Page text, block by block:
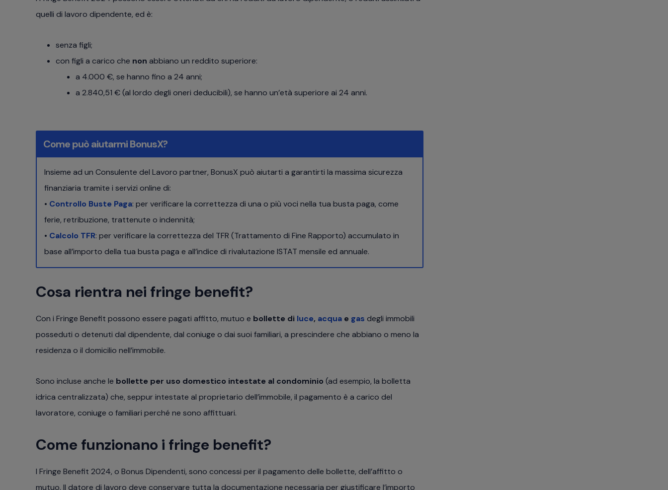
quelli di lavoro dipendente, ed è:
senza figli;
con figli a carico che non abbiano un reddito superiore:
a 4.000 €, se hanno fino a 24 anni;
a 2.840,51 € (al lordo degli oneri deducibili), se hanno un’età superiore ai 24 anni.
Come può aiutarmi BonusX?
Insieme ad un Consulente del Lavoro partner, BonusX può aiutarti a garantirti la massima sicurezza
finanziaria tramite i servizi online di:
• Controllo Buste Paga: per verificare la correttezza di una o più voci nella tua busta paga, come
ferie, retribuzione, trattenute o indennità;
• Calcolo TFR: per verificare la correttezza del TFR (Trattamento di Fine Rapporto) accumulato in
base all’importo della tua busta paga e all’indice di rivalutazione ISTAT mensile ed annuale.
Cosa rientra nei fringe benefit?
Con i Fringe Benefit possono essere pagati affitto, mutuo e bollette di luce, acqua e gas degli immobili
posseduti o detenuti dal dipendente, dal coniuge o dai suoi familiari, a prescindere che abbiano o meno la
residenza o il domicilio nell’immobile.
Sono incluse anche le bollette per uso domestico intestate al condominio (ad esempio, la bolletta
idrica centralizzata) che, seppur intestate al proprietario dell’immobile, il pagamento è a carico del
lavoratore, coniuge o familiari perché ne sono affittuari.
Come funzionano i fringe benefit?
I Fringe Benefit 2024, o Bonus Dipendenti, sono concessi per il pagamento delle bollette, dell’affitto o
mutuo. Il datore di lavoro deve conservare tutta la documentazione necessaria per giustificare l’importo